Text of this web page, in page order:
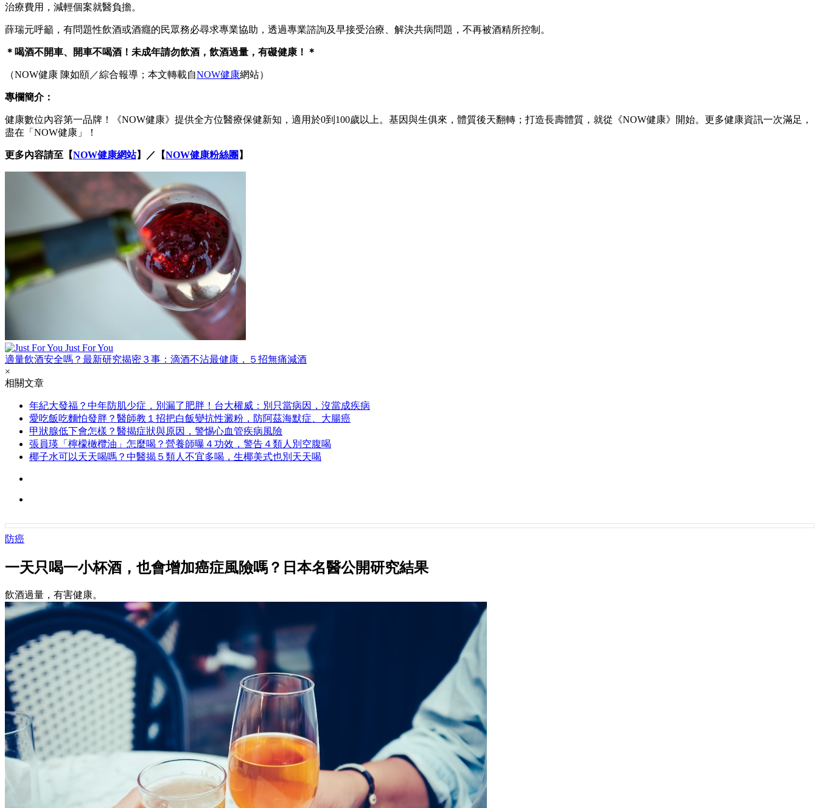
治療費用，減輕個案就醫負擔。
薛瑞元呼籲，有問題性飲酒或酒癮的民眾務必尋求專業協助，透過專業諮詢及早接受治療、解決共病問題，不再被酒精所控制。
＊喝酒不開車、開車不喝酒！未成年請勿飲酒，飲酒過量，有礙健康！＊
（NOW健康 陳如頤／綜合報導；本文轉載自NOW健康網站）
專欄簡介：
健康數位內容第一品牌！《NOW健康》提供全方位醫療保健新知，適用於0到100歲以上。基因與生俱來，體質後天翻轉；打造長壽體質，就從《NOW健康》開始。更多健康資訊一次滿足，
盡在「NOW健康」！
更多內容請至【NOW健康網站】／【NOW健康粉絲團 】
Just For You
適量飲酒安全嗎？最新研究揭密３事：滴酒不沾最健康，５招無痛減酒
×
相關文章
年紀大發福？中年防肌少症，別漏了肥胖！台大權威：別只當病因，沒當成疾病
愛吃飯吃麵怕發胖？醫師教１招把白飯變抗性澱粉，防阿茲海默症、大腸癌
甲狀腺低下會怎樣？醫揭症狀與原因，警惕心血管疾病風險
張員瑛「檸檬橄欖油」怎麼喝？營養師曝４功效，警告４類人別空腹喝
椰子水可以天天喝嗎？中醫揭５類人不宜多喝，生椰美式也別天天喝
防癌
一天只喝一小杯酒，也會增加癌症風險嗎？日本名醫公開研究結果
飲酒過量，有害健康。